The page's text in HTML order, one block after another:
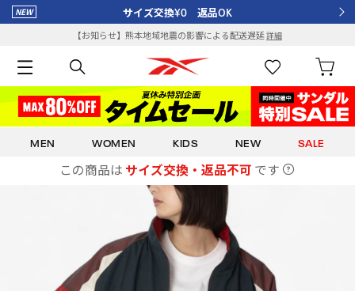
サイズ交換¥0 返品OK
【お知らせ】熊本地域地震の影響による配送遅延詳細
MEN WOMEN KIDS NEW SALE
この商品は サイズ交換・返品不可 です